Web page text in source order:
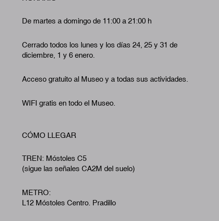
De martes a domingo de 11:00 a 21:00 h
Cerrado todos los lunes y los días 24, 25 y 31 de
diciembre, 1 y 6 enero.
Acceso gratuito al Museo y a todas sus actividades.
WIFI gratis en todo el Museo.
CÓMO LLEGAR
TREN: Móstoles C5
(sigue las señales CA2M del suelo)
METRO:
L12 Móstoles Centro. Pradillo